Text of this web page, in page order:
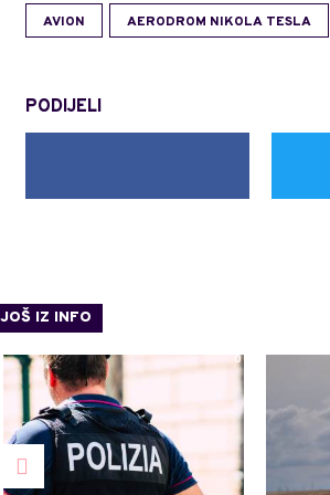
AVION AERODROM NIKOLA TESLA
PODIJELI
JOŠ IZ INFO
0